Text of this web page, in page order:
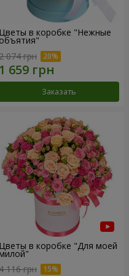
Цветы в коробке "Нежные
объятия"
074 грн
Заказать
Цветы в коробке "Для моей
милой"
116 грн